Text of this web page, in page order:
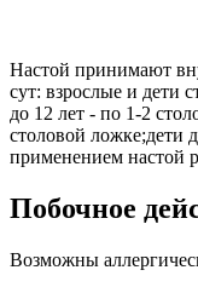
Настой принимают
сут: взрослые и дети
до 12 лет - по 1-2
столовой ложке;дети
применением настой
Побочное
Возможны